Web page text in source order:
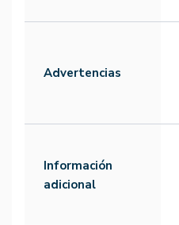
Advertencias
Información
adicional